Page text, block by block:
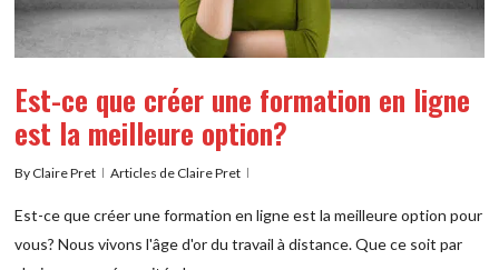
Est-ce que créer une formation en ligne
est la meilleure option?
By Claire Pret Articles de Claire Pret
Est-ce que créer une formation en ligne est la meilleure option pour
vous? Nous vivons l'âge d'or du travail à distance. Que ce soit par